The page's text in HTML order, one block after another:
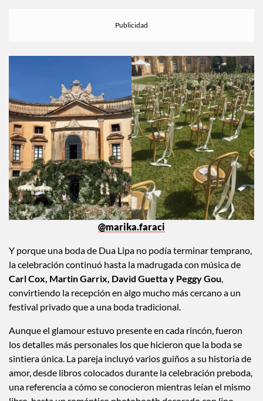
, además de postres clásicos como
@marika.faraci
Y porque una boda de Dua Lipa no podía terminar temprano,
la celebración continuó hasta la madrugada con música de
Carl Cox, Martin Garrix, David Guetta y Peggy Gou,
convirtiendo la recepción en algo mucho más cercano a un
festival privado que a una boda tradicional.
Aunque el glamour estuvo presente en cada rincón, fueron
los detalles más personales los que hicieron que la boda se